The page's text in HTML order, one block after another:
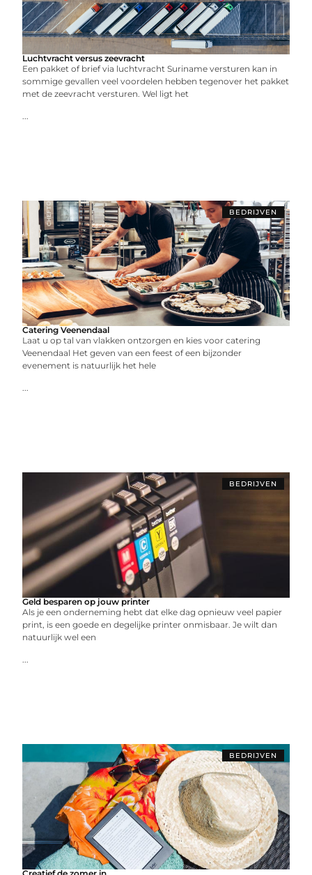
Luchtvracht versus zeevracht
Een pakket of brief via luchtvracht Suriname versturen kan in
sommige gevallen veel voordelen hebben tegenover het pakket
met de zeevracht versturen. Wel ligt het
...
BEDRIJVEN
Catering Veenendaal
Laat u op tal van vlakken ontzorgen en kies voor catering
Veenendaal Het geven van een feest of een bijzonder
evenement is natuurlijk het hele
...
BEDRIJVEN
Geld besparen op jouw printer
Als je een onderneming hebt dat elke dag opnieuw veel papier
print, is een goede en degelijke printer onmisbaar. Je wilt dan
natuurlijk wel een
...
BEDRIJVEN